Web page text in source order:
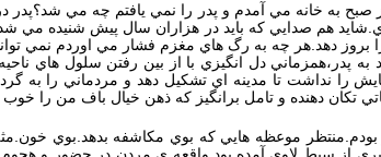
صبح به خانه مي آمدم و پدر را نمي يافتم چه مي
هم صدايي كه بايد در هزاران سال پيش شنيده مي
بروز دهد.هر چه به رگ هاي مغزم فشار مي اوردم نمي
به پدر،همزماني دل انگيزي با از بين رفتن سلول هاي
را نداشت تا مدينه اي تشكيل دهد و مردماني را به
تكان دهنده و تامل برانگيز كه ذهن خيال باف من را
موعظه هايي كه بوي مكاشفه بدهد.بوي